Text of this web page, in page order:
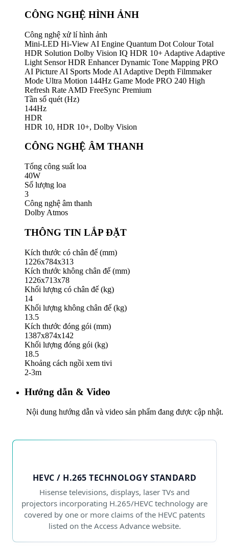
CÔNG NGHỆ HÌNH ẢNH
Công nghệ xử lí hình ảnh
Mini-LED Hi-View AI Engine Quantum Dot Colour Total
HDR Solution Dolby Vision IQ HDR 10+ Adaptive Adaptive
Light Sensor HDR Enhancer Dynamic Tone Mapping PRO
AI Picture AI Sports Mode AI Adaptive Depth Filmmaker
Mode Ultra Motion 144Hz Game Mode PRO 240 High
Refresh Rate AMD FreeSync Premium
Tần số quét (Hz)
144Hz
HDR
HDR 10, HDR 10+, Dolby Vision
CÔNG NGHỆ ÂM THANH
Tổng công suất loa
40W
Số lượng loa
3
Công nghệ âm thanh
Dolby Atmos
THÔNG TIN LẮP ĐẶT
Kích thước có chân đế (mm)
1226x784x313
Kích thước không chân đế (mm)
1226x713x78
Khối lượng có chân đế (kg)
14
Khối lượng không chân đế (kg)
13.5
Kích thước đóng gói (mm)
1387x874x142
Khối lượng đóng gói (kg)
18.5
Khoảng cách ngồi xem tivi
2-3m
Hướng dẫn & Video
Nội dung hướng dẫn và video sản phẩm đang được cập nhật.
HEVC / H.265 TECHNOLOGY STANDARD
Hisense televisions, displays, laser TVs and
projectors incorporating H.265/HEVC technology are
covered by one or more claims of the HEVC patents
listed on the Access Advance website.